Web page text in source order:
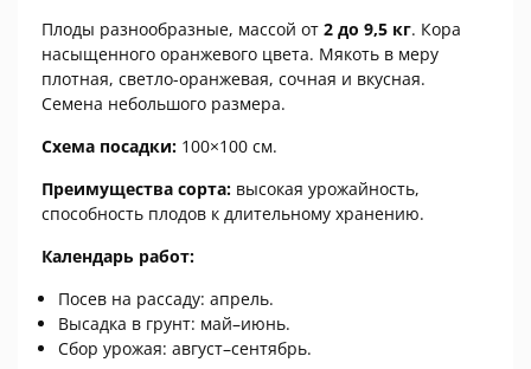
Плоды разнообразные, массой от 2 до 9,5 кг. Кора
насыщенного оранжевого цвета. Мякоть в меру
плотная, светло-оранжевая, сочная и вкусная.
Семена небольшого размера.
Схема посадки: 100×100 см.
Преимущества сорта: высокая урожайность,
способность плодов к длительному хранению.
Календарь работ:
Посев на рассаду: апрель.
Высадка в грунт: май–июнь.
Сбор урожая: август–сентябрь.